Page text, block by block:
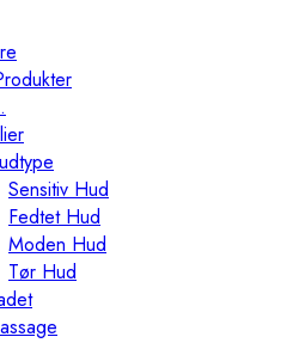
Sensitiv Hud
Fedtet Hud
Moden Hud
Tør Hud